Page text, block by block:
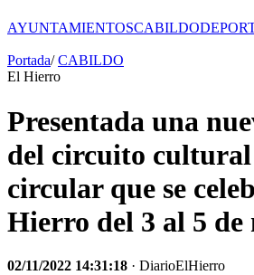
AYUNTAMIENTOSCABILDO
Portada/ CABILDO
El Hierro
Presentada una
del circuito
circular que se
Hierro del 3 al 5 de
02/11/2022 14:31:18 · DiarioElHierro